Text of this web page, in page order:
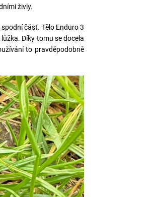
živly.
část. Tělo Enduro 3
Díky tomu se docela
to pravděpodobně